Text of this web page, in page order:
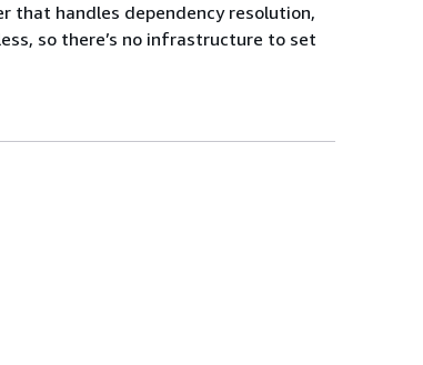
that handles dependency resolution,
so there’s no infrastructure to set